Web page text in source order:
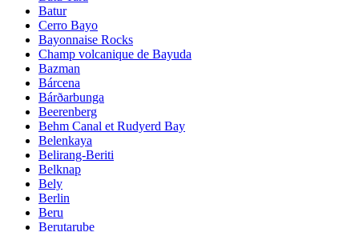
Batur
Cerro Bayo
Bayonnaise Rocks
Champ volcanique de Bayuda
Bazman
Bárcena
Bárðarbunga
Beerenberg
Behm Canal et Rudyerd Bay
Belenkaya
Belirang-Beriti
Belknap
Bely
Berlin
Beru
Berutarube